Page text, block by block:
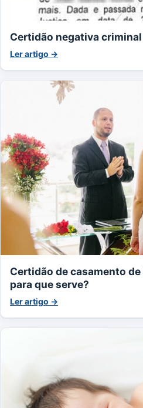
Certidão negativa criminal
Ler artigo →
Certidão de casamento
para que serve?
Ler artigo →